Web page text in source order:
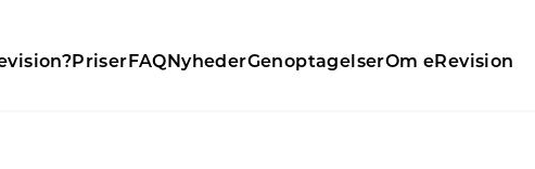
PriserFAQNyhederGenoptagelserOm eRevision